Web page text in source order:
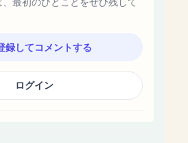
録してコメントする
ログイン